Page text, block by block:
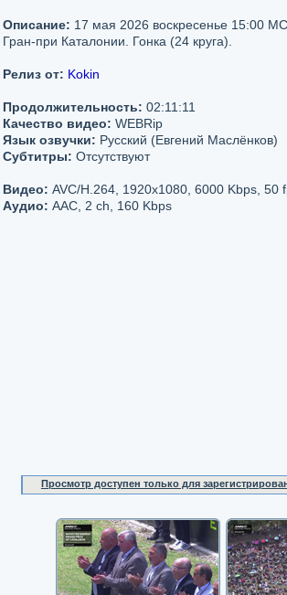
Описание: 17 мая 2026 воскресенье 15:00
Гран-при Каталонии. Гонка (24 круга).
Релиз от: Kokin
Продолжительность: 02:11:11
Качество видео: WEBRip
Язык озвучки: Русский (Евгений Маслёнков)
Субтитры: Отсутствуют
Видео: AVC/H.264, 1920x1080, 6000 Kbps, 50
Аудио: AAC, 2 ch, 160 Kbps
Просмотр доступен только для